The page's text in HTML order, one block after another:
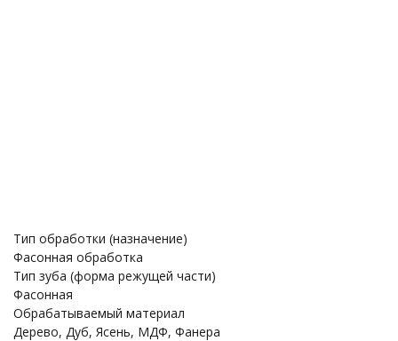
Тип обработки (назначение)
Фасонная обработка
Тип зуба (форма режущей части)
Фасонная
Обрабатываемый материал
Дерево, Дуб, Ясень, МДФ, Фанера